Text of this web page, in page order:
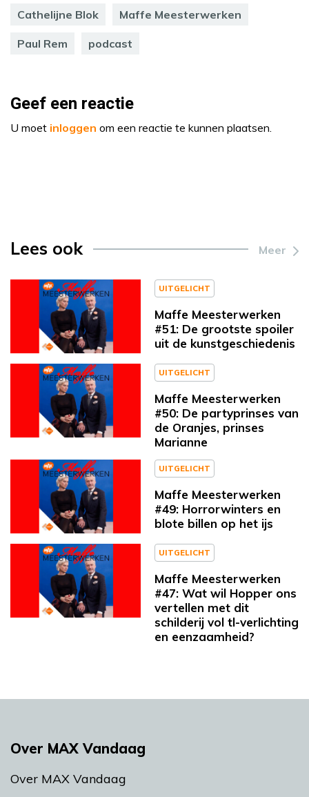
Cathelijne Blok Maffe Meesterwerken
Paul Rem podcast
Geef een reactie
U moet inloggen om een reactie te kunnen plaatsen.
Lees ook Meer
UITGELICHT
Maffe Meesterwerken
#51: De grootste spoiler
uit de kunstgeschiedenis
UITGELICHT
Maffe Meesterwerken
#50: De partyprinses van
de Oranjes, prinses
Marianne
UITGELICHT
Maffe Meesterwerken
#49: Horrorwinters en
blote billen op het ijs
UITGELICHT
Maffe Meesterwerken
#47: Wat wil Hopper ons
vertellen met dit
schilderij vol tl-verlichting
en eenzaamheid?
Over MAX Vandaag
Over MAX Vandaag